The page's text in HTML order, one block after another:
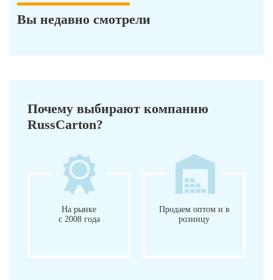
Вы недавно смотрели
Почему выбирают компанию
RussCarton?
На рынке
с 2008 года
Продаем оптом и в
розницу